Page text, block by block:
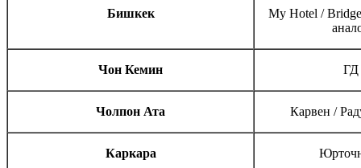
Бишкек
My Hotel /
Чон Кемин
Чолпон Ата Карвен /
Каркара